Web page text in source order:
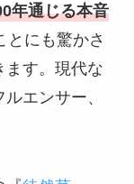
年通じる本音
とにも驚かさ
ます。現代な
エンサー、